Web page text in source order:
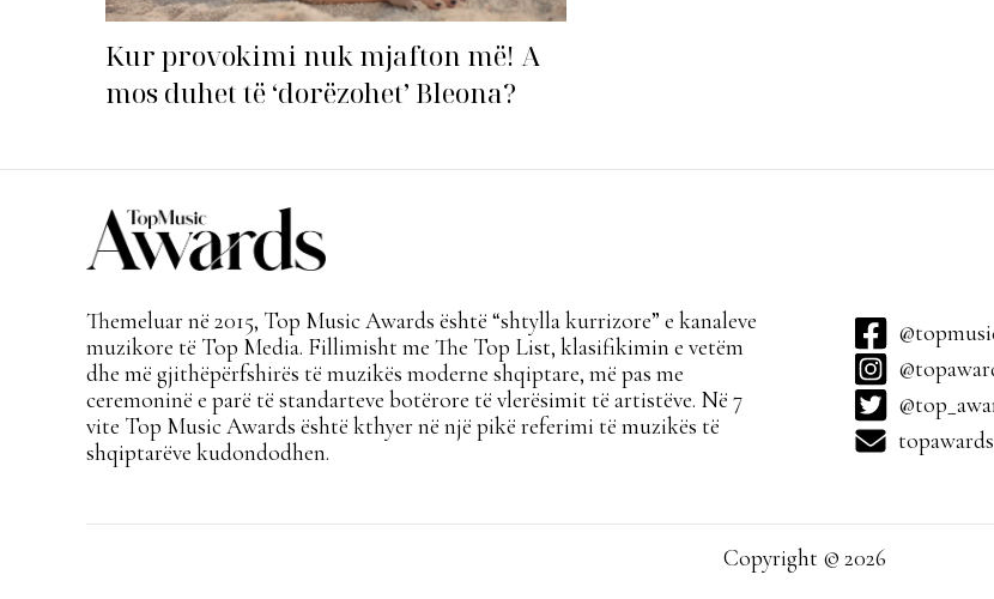
Kur provokimi nuk mjafton më! A
mos duhet të ‘dorëzohet’ Bleona?
Themeluar në 2015, Top Music Awards është “shtylla kurrizore” e kanaleve
muzikore të Top Media. Fillimisht me The Top List, klasifikimin e vetëm
dhe më gjithëpërfshirës të muzikës moderne shqiptare, më pas me
ceremoninë e parë të standarteve botërore të vlerësimit të artistëve. Në 7
vite Top Music Awards është kthyer në një pikë referimi të muzikës të
shqiptarëve kudondodhen.
Copyright © 2026